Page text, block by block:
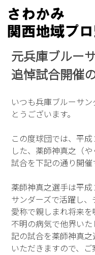
Skip
content
元兵庫ブルー
追悼試合開催
いつも兵庫ブルーサ
とうございます。
この度球団では、平
した、薬師神真之（
試合を下記の通り開催
薬師神真之選手は平
サンダーズで活躍し
愛称で親しまれ将来
不明の病気で他界い
記の試合を薬師神真
いただきますので、ご